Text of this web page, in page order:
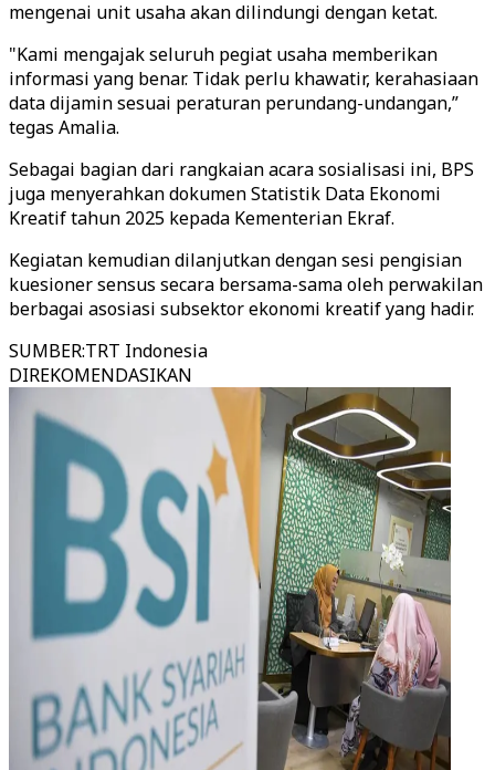
mengenai unit usaha akan dilindungi dengan ketat.
"Kami mengajak seluruh pegiat usaha memberikan
informasi yang benar. Tidak perlu khawatir, kerahasiaan
data dijamin sesuai peraturan perundang-undangan,”
tegas Amalia.
Sebagai bagian dari rangkaian acara sosialisasi ini, BPS
juga menyerahkan dokumen Statistik Data Ekonomi
Kreatif tahun 2025 kepada Kementerian Ekraf.
Kegiatan kemudian dilanjutkan dengan sesi pengisian
kuesioner sensus secara bersama-sama oleh perwakilan
berbagai asosiasi subsektor ekonomi kreatif yang hadir.
SUMBER:TRT Indonesia
DIREKOMENDASIKAN